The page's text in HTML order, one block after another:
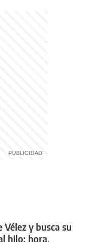
Vélez y busca su
hilo: hora,